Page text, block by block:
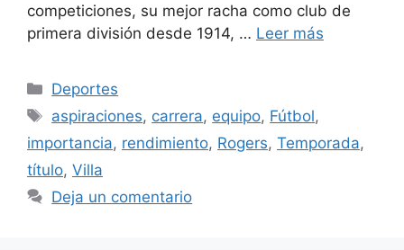
competiciones, su mejor racha como club de
primera división desde 1914, … Leer más
Categorías
Deportes
Etiquetas
aspiraciones, carrera, equipo, Fútbol,
importancia, rendimiento, Rogers, Temporada,
título, Villa
Deja un comentario